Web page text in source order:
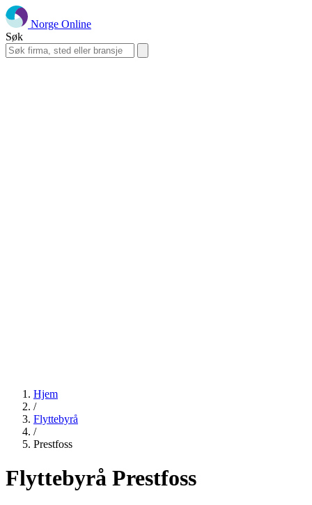
Norge Online
Søk
Hjem
/
Flyttebyrå
/
Prestfoss
Flyttebyrå Prestfoss